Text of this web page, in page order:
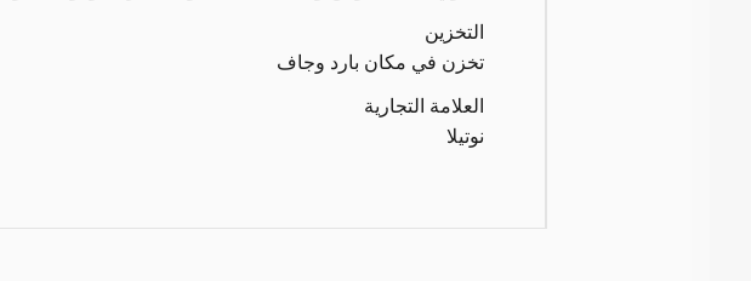
التخزين
تخزن في مكان بارد وجاف
العلامة التجارية
نوتيلا